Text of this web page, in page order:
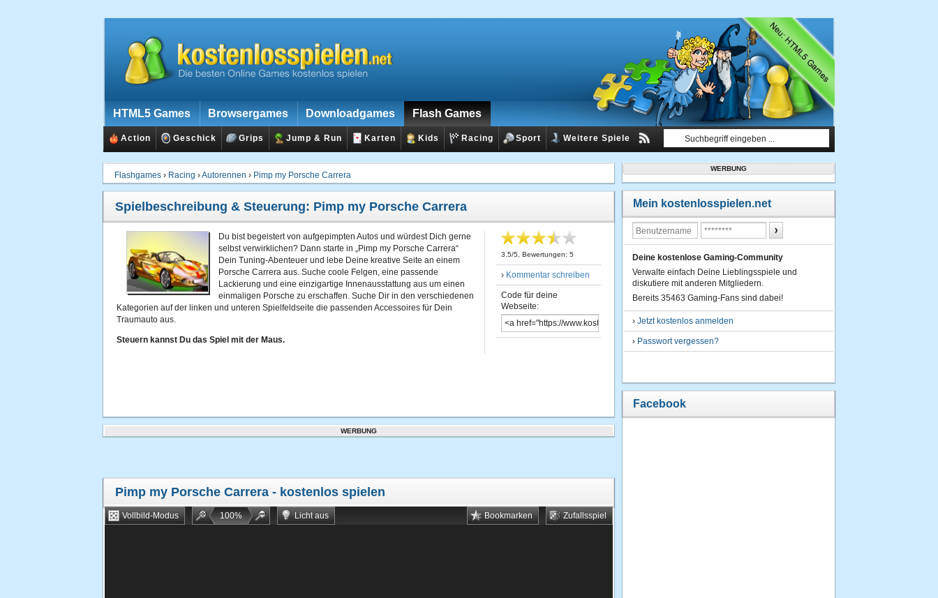
HTML5 Games Browsergames Downloadgames Flash Games
Action Geschick Grips Jump & Run Karten Kids Racing Sport Weitere Spiele
Flashgames › Racing ›Autorennen › Pimp my Porsche Carrera
Spielbeschreibung & Steuerung: Pimp my Porsche Carrera
Du bist begeistert von aufgepimpten Autos und würdest Dich gerne
selbst verwirklichen? Dann starte in „Pimp my Porsche Carrera“
Dein Tuning-Abenteuer und lebe Deine kreative Seite an einem
Porsche Carrera aus. Suche coole Felgen, eine passende
Lackierung und eine einzigartige Innenausstattung aus um einen
einmaligen Porsche zu erschaffen. Suche Dir in den verschiedenen
Kategorien auf der linken und unteren Spielfeldseite die passenden Accessoires für Dein
Traumauto aus.
Steuern kannst Du das Spiel mit der Maus.
3.5/5 , Bewertungen: 5
› Kommentar schreiben
Code für deine
Webseite:
WERBUNG
Pimp my Porsche Carrera- kostenlos spielen
Vollbild-Modus 100% Licht aus Zufallsspiel
Bookmarken
WERBUNG
Mein kostenlosspielen.net
Deine kostenlose Gaming-Community
Verwalte einfach Deine Lieblingsspiele und
diskutiere mit anderen Mitgliedern.
Bereits 35463 Gaming-Fans sind dabei!
› Jetzt kostenlos anmelden
› Passwort vergessen?
Facebook